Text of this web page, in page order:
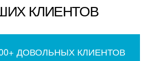
КЛИЕНТОВ
ДОВОЛЬНЫХ КЛИЕНТОВ